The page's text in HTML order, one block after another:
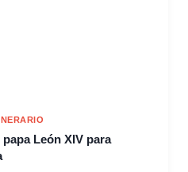
León XIV para